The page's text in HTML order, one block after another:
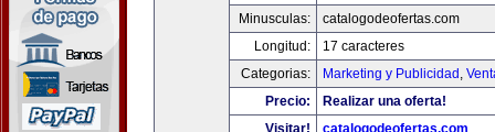
Minusculas:
catalogodeofertas.com
Longitud:
17 caracteres
Categorias:
Marketing y Publicidad ,
Precio:
Realizar una oferta!
Visitar!
catalogodeofertas.com